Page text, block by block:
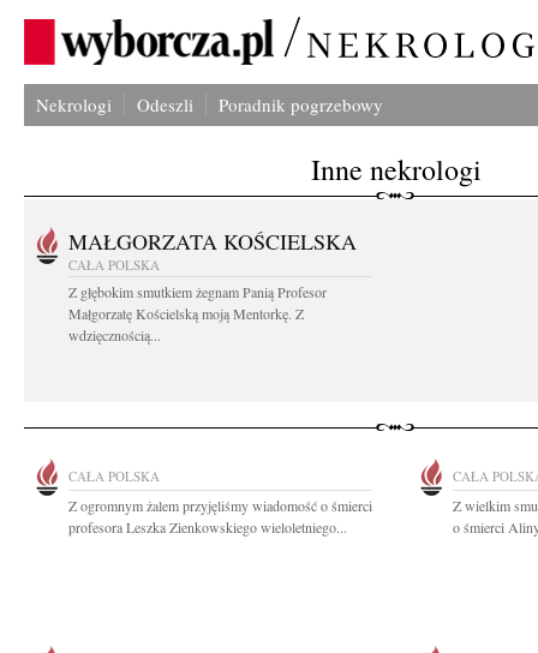
Nekrologi Odeszli Poradnik pogrzebowy
Inne nekrologi
MAŁGORZATA KOŚCIELSKA
CAŁA POLSKA
Z głębokim smutkiem żegnam Panią Profesor
Małgorzatę Kościelską moją Mentorkę. Z
wdzięcznością...
CAŁA POLSKA
Z ogromnym żalem przyjęliśmy wiadomość o śmierci
profesora Leszka Zienkowskiego wieloletniego...
CAŁA
Z wielkim
o śmierci